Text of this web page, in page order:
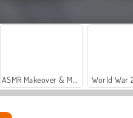
World War